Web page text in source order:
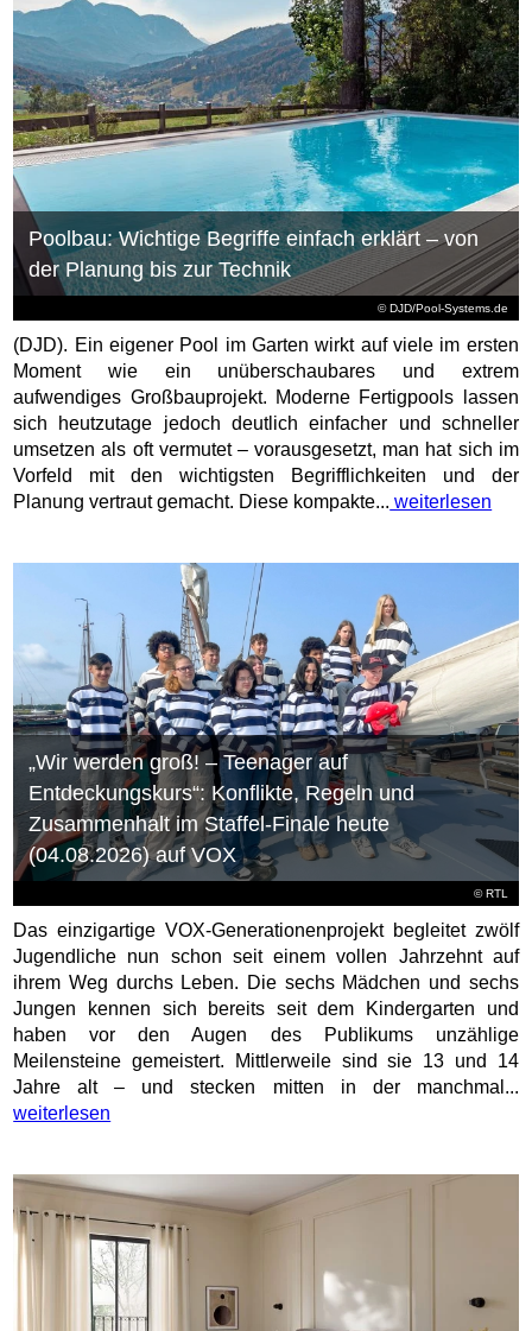
© DJD/Pool-Systems.de
Poolbau: Wichtige Begriffe einfach erklärt – von
der Planung bis zur Technik
(DJD). Ein eigener Pool im Garten wirkt auf viele im ersten
Moment wie ein unüberschaubares und extrem
aufwendiges Großbauprojekt. Moderne Fertigpools lassen
sich heutzutage jedoch deutlich einfacher und schneller
umsetzen als oft vermutet – vorausgesetzt, man hat sich im
Vorfeld mit den wichtigsten Begrifflichkeiten und der
Planung vertraut gemacht. Diese kompakte... weiterlesen
©RTL
„Wir werden groß! – Teenager auf
Entdeckungskurs“: Konflikte, Regeln und
Zusammenhalt im Staffel-Finale heute
(04.08.2026) auf VOX
Das einzigartige VOX-Generationenprojekt begleitet zwölf
Jugendliche nun schon seit einem vollen Jahrzehnt auf
ihrem Weg durchs Leben. Die sechs Mädchen und sechs
Jungen kennen sich bereits seit dem Kindergarten und
haben vor den Augen des Publikums unzählige
Meilensteine gemeistert. Mittlerweile sind sie 13 und 14
Jahre alt – und stecken mitten in der manchmal...
weiterlesen